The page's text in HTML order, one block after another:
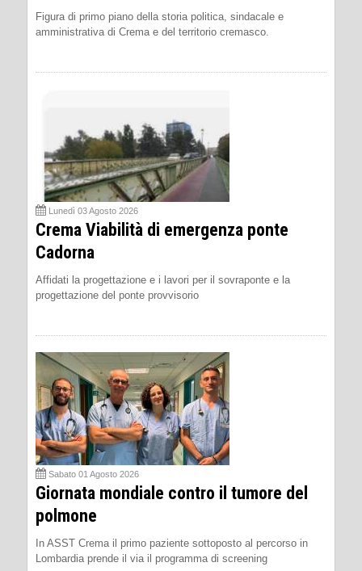
Figura di primo piano della storia politica, sindacale e
amministrativa di Crema e del territorio cremasco.
Lunedì 03 Agosto 2026
Crema Viabilità di emergenza ponte
Cadorna
Affidati la progettazione e i lavori per il sovraponte e la
progettazione del ponte provvisorio
Sabato 01 Agosto 2026
Giornata mondiale contro il tumore del
polmone
In ASST Crema il primo paziente sottoposto al percorso in
Lombardia prende il via il programma di screening